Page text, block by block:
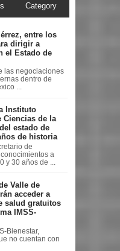
Category
entre los
dirigir a
el Estado de
las negociaciones
dentro de
...
Instituto
Ciencias de la
estado de
de historia
de
a
y 30 años de ...
Valle de
acceder a
salud gratuitos
IMSS-
Bienestar,
no cuentan con